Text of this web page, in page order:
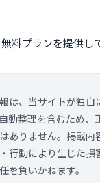
料プランを提供し
は、当サイトが独自
動整理を含むため、
ありません。掲載内
行動により生じた損
を負いかねます。